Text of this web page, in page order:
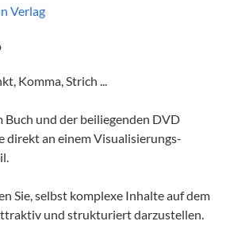
Verlag
Komma, Strich ...
Buch und der beiliegenden DVD
direkt an einem Visualisierungs-
Sie, selbst komplexe Inhalte auf dem
und strukturiert darzustellen.